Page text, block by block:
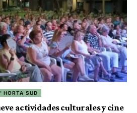
HORTA SUD
actividades culturales y cine